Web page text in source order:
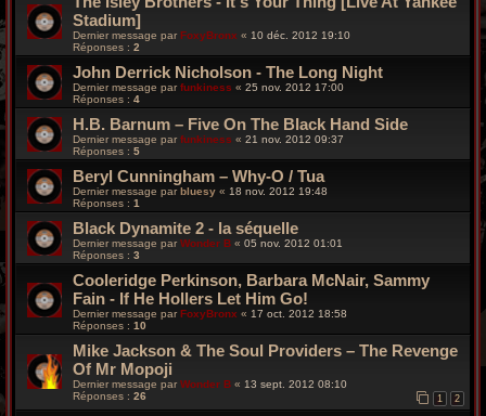
Stadium]
Dernier message par FoxyBronx « 10 déc. 2012 19:10
Réponses : 2
John Derrick Nicholson - The Long Night
Dernier message parfunkiness « 25 nov. 2012 17:00
Réponses : 4
H.B. Barnum – Five On The Black Hand Side
Dernier message par funkiness « 21 nov. 2012 09:37
Réponses : 5
Beryl Cunningham – Why-O / Tua
Dernier message parbluesy « 18 nov. 2012 19:48
Réponses : 1
Black Dynamite 2 - la séquelle
Dernier message par Wonder B « 05 nov. 2012 01:01
Réponses : 3
Cooleridge Perkinson, Barbara McNair, Sammy
Fain - If He Hollers Let Him Go!
Dernier message par FoxyBronx « 17 oct. 2012 18:58
Réponses : 10
Mike Jackson & The Soul Providers – The Revenge
Of Mr Mopoji
Dernier message par Wonder B « 13 sept. 2012 08:10
Réponses : 26 1 2